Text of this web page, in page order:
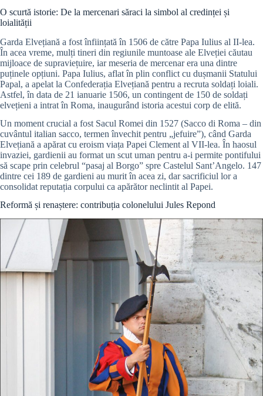
O scurtă istorie: De la mercenari săraci la simbol al credinței și
loialității
Garda Elvețiană a fost înființată în 1506 de către Papa Iulius al II-lea.
În acea vreme, mulți tineri din regiunile muntoase ale Elveției căutau
mijloace de supraviețuire, iar meseria de mercenar era una dintre
puținele opțiuni. Papa Iulius, aflat în plin conflict cu dușmanii Statului
Papal, a apelat la Confederația Elvețiană pentru a recruta soldați loiali.
Astfel, în data de 21 ianuarie 1506, un contingent de 150 de soldați
elvețieni a intrat în Roma, inaugurând istoria acestui corp de elită.
Un moment crucial a fost Sacul Romei din 1527 (Sacco di Roma – din
cuvântul italian sacco, termen învechit pentru „jefuire”), când Garda
Elvețiană a apărat cu eroism viața Papei Clement al VII-lea. În haosul
invaziei, gardienii au format un scut uman pentru a-i permite pontifului
să scape prin celebrul “pasaj al Borgo” spre Castelul Sant’Angelo. 147
dintre cei 189 de gardieni au murit în acea zi, dar sacrificiul lor a
consolidat reputația corpului ca apărător neclintit al Papei.
Reformă și renaștere: contribuția colonelului Jules Repond